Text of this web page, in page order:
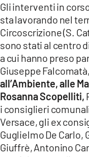
LaC
Network
LACPLAY.IT
LACTV.IT
LACONAIR.IT
LACITYMAG.IT
ILREGGINO.IT
COSENZACHANNEL.IT
Gli interventi in
sta lavorando nel
Circoscrizione (S.
sono stati al centro
a cui hanno preso
Giuseppe Falcomatà,
all’Ambiente, alle
Rosanna Scopelliti,
i consiglieri
Versace, gli ex
Guglielmo De Carlo,
Giuffrè, Antonino